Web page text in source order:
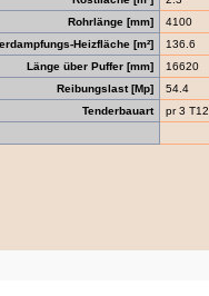
Rohrlänge [mm]
4100
Heizfläche [m²]
136.6
Länge über Puffer [mm]
16620
Reibungslast [Mp]
54.4
Tenderbauart
pr 3 T12